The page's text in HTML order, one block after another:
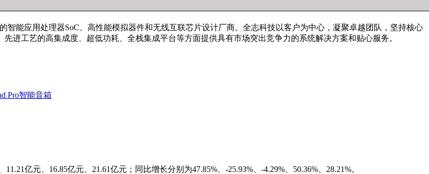
智能应用处理器SoC、高性能模拟器件和无线互联芯片设计厂商。全志科技以客户为中心，凝聚卓越团队，坚持核心
进工艺的高集成度、超低功耗、全栈集成平台等方面提供具有市场突出竞争力的系统解决方案和贴心服务。
Pro智能音箱
亿元、16.85亿元、21.61亿元；同比增长分别为47.85%、-25.93%、-4.29%、50.36%、28.21%。